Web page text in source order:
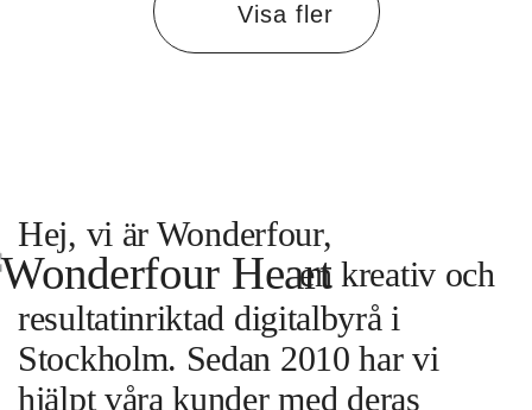
Visa fler
Hej, vi är Wonderfour,
kreativ och resultatinriktad
digitalbyrå i Stockholm. Sedan
2010 har vi hjälpt våra kunder med
deras digitala resa. Tillsammans